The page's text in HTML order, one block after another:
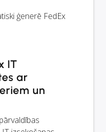
ģenerē FedEx
IT
ar
un